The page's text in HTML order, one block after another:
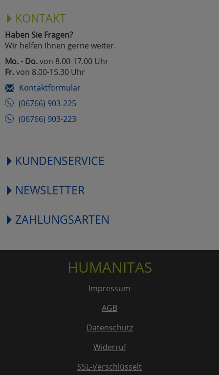
KONTAKT
Haben Sie Fragen?
Wir helfen Ihnen gerne weiter.
Mo. - Do.von 8.00-17.00 Uhr
Fr.von 8.00-15.30 Uhr
Kontaktformular
(06766) 903-225
(06766) 903-223
KUNDENSERVICE
NEWSLETTER
ZAHLUNGSARTEN
HUMANITAS
Impressum
AGB
Datenschutz
Widerruf
SSL-Verschlüsselt